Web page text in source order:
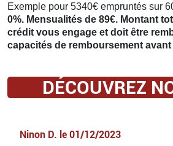
Exemple pour 5340€ empruntés sur
0%. Mensualités de 89€. Montant
crédit vous engage et doit être
capacités de remboursement
DÉCOUVREZ
Ninon D. le 01/12/2023